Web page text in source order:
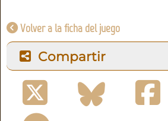
Volver a la ficha del juego
Compartir